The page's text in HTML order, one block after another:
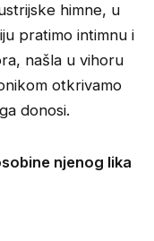
himne, u
pratimo intimnu i
našla u vihoru
otkrivamo
donosi.
njenog lika